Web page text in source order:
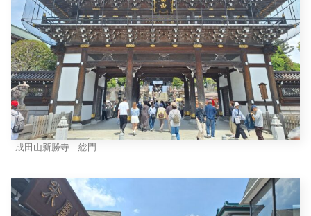
成田山新勝寺 総門